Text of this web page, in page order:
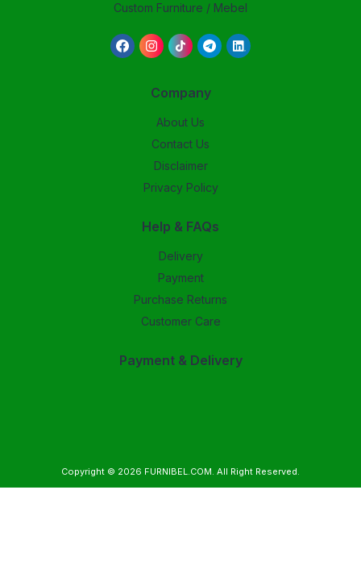
Custom Furniture / Mebel
Company
About Us
Contact Us
Disclaimer
Privacy Policy
Help & FAQs
Delivery
Payment
Purchase Returns
Customer Care
Payment & Delivery
Copyright © 2026 FURNIBEL.COM. All Right Reserved.